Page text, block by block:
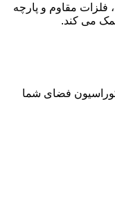
فلزات مقاوم و پارچه
می کند.
فضای شما